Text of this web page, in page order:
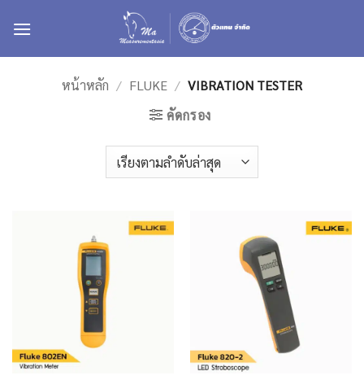
หน้าหลัก / FLUKE / VIBRATION TESTER
คัดกรอง